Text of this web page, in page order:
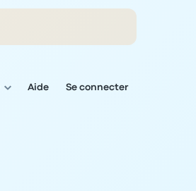
Aide Se connecter